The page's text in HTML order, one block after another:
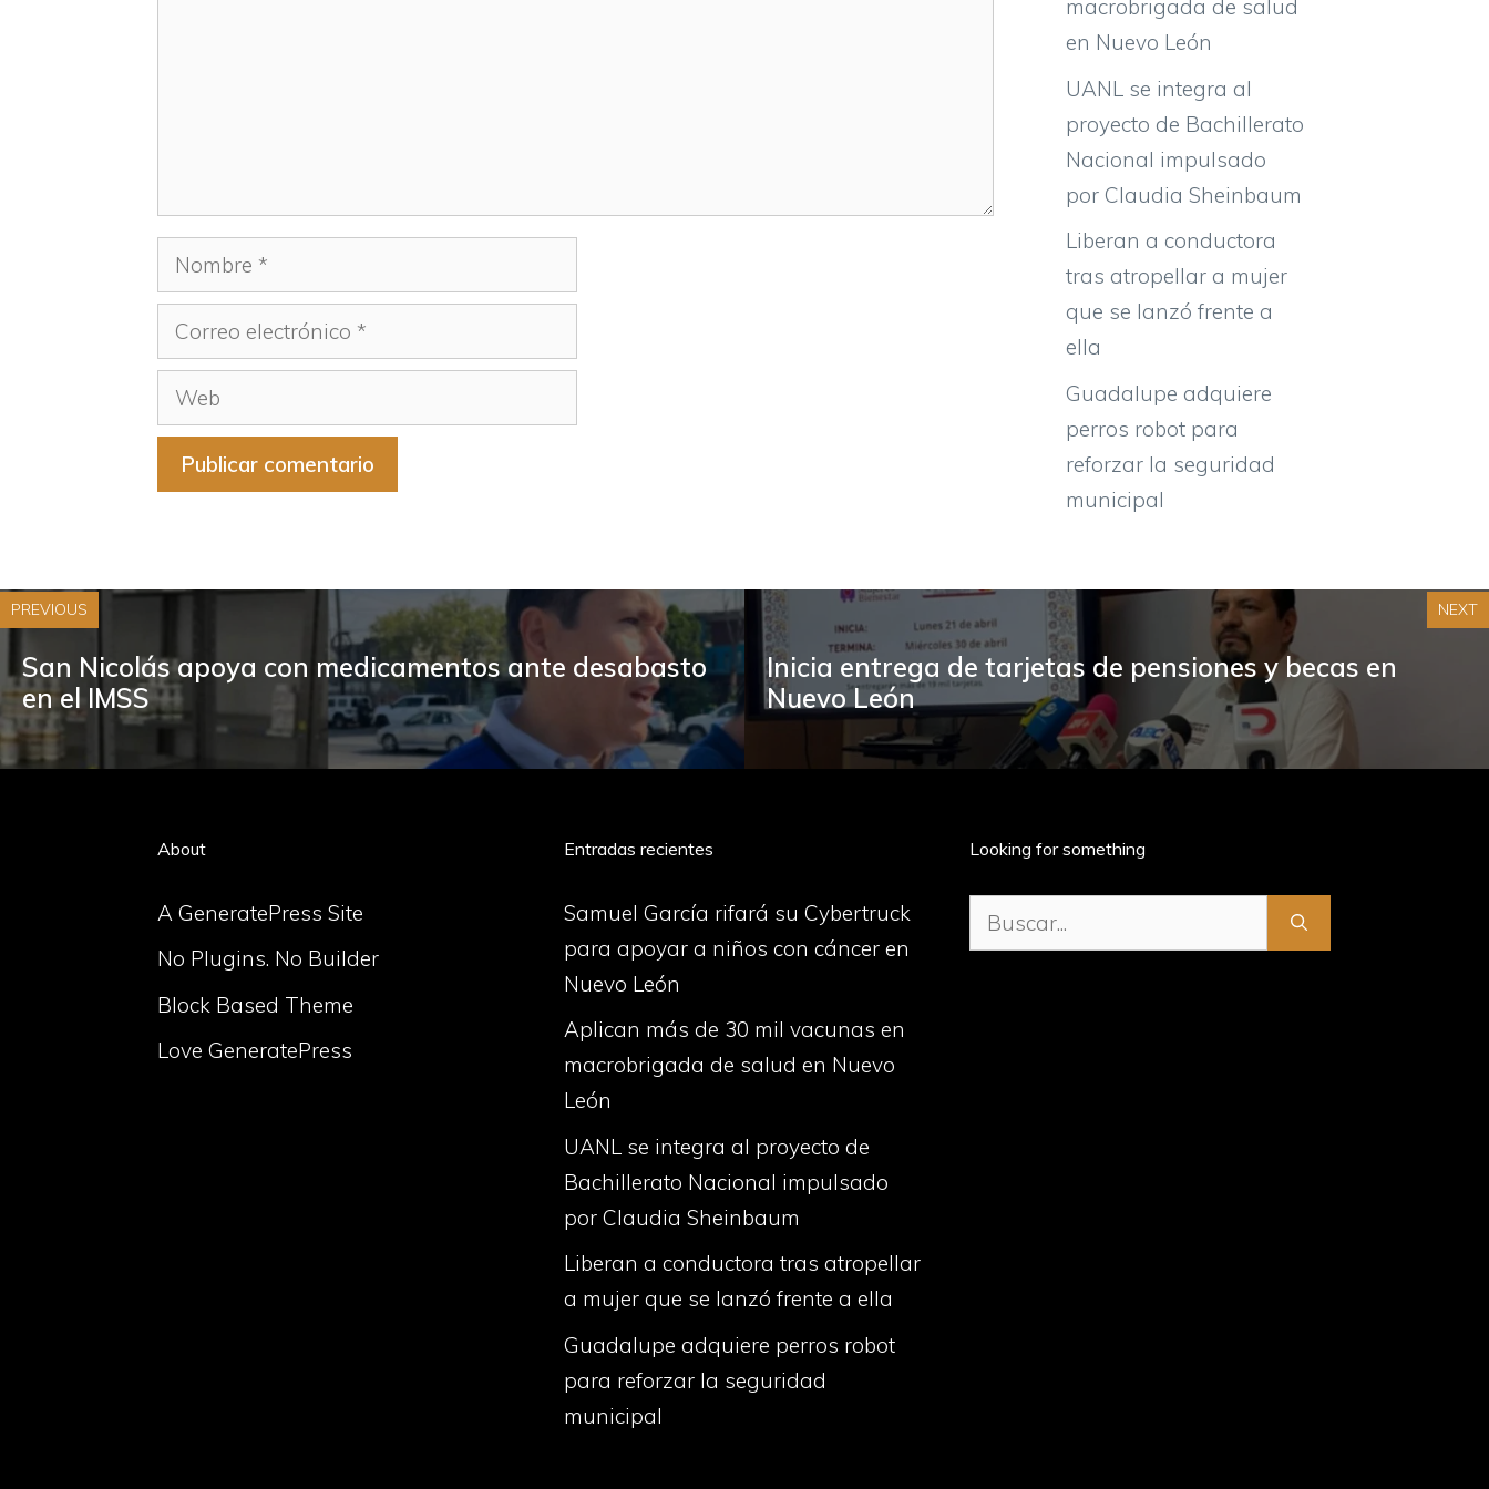
Nombre
Correo
electrónico
Web
macrobrigada de salud
en Nuevo León
UANL se integra al
proyecto de Bachillerato
Nacional impulsado
por Claudia Sheinbaum
Liberan a conductora
tras atropellar a mujer
que se lanzó frente a
ella
Guadalupe adquiere
perros robot para
reforzar la seguridad
municipal
PREVIOUS
San Nicolás apoya con medicamentos ante desabasto
en el IMSS
NEXT
Inicia entrega de tarjetas de pensiones y becas en
Nuevo León
About
A GeneratePress Site
No Plugins. No Builder
Block Based Theme
Love GeneratePress
Entradas recientes
Samuel García rifará su Cybertruck
para apoyar a niños con cáncer en
Nuevo León
Aplican más de 30 mil vacunas en
macrobrigada de salud en Nuevo
León
UANL se integra al proyecto de
Bachillerato Nacional impulsado
por Claudia Sheinbaum
Liberan a conductora tras atropellar
a mujer que se lanzó frente a ella
Guadalupe adquiere perros robot
para reforzar la seguridad
municipal
Looking for something
Buscar: